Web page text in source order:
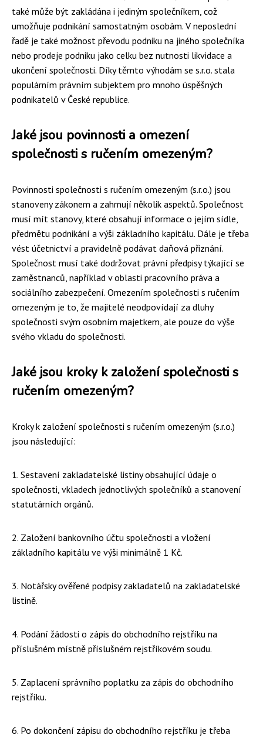
také může být zakládána i jediným společníkem, což
umožňuje podnikání samostatným osobám. V neposlední
řadě je také možnost převodu podniku na jiného společníka
nebo prodeje podniku jako celku bez nutnosti likvidace a
ukončení společnosti. Díky těmto výhodám se s.r.o. stala
populárním právním subjektem pro mnoho úspěšných
podnikatelů v České republice.
Jaké jsou povinnosti a omezení
společnosti s ručením omezeným?
Povinnosti společnosti s ručením omezeným (s.r.o.) jsou
stanoveny zákonem a zahrnují několik aspektů. Společnost
musí mít stanovy, které obsahují informace o jejím sídle,
předmětu podnikání a výši základního kapitálu. Dále je třeba
vést účetnictví a pravidelně podávat daňová přiznání.
Společnost musí také dodržovat právní předpisy týkající se
zaměstnanců, například v oblasti pracovního práva a
sociálního zabezpečení. Omezením společnosti s ručením
omezeným je to, že majitelé neodpovídají za dluhy
společnosti svým osobním majetkem, ale pouze do výše
svého vkladu do společnosti.
Jaké jsou kroky k založení společnosti s
ručením omezeným?
Kroky k založení společnosti s ručením omezeným (s.r.o.)
jsou následující:
1. Sestavení zakladatelské listiny obsahující údaje o
společnosti, vkladech jednotlivých společníků a stanovení
statutárních orgánů.
2. Založení bankovního účtu společnosti a vložení
základního kapitálu ve výši minimálně 1 Kč.
3. Notářsky ověřené podpisy zakladatelů na zakladatelské
listině.
4. Podání žádosti o zápis do obchodního rejstříku na
příslušném místně příslušném rejstříkovém soudu.
5. Zaplacení správního poplatku za zápis do obchodního
rejstříku.
6. Po dokončení zápisu do obchodního rejstříku je třeba